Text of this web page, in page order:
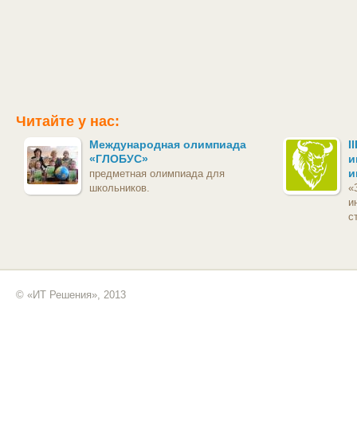
Читайте у нас:
Международная олимпиада
«ГЛОБУС»
предметная олимпиада для
школьников.
© «ИТ Решения», 2013